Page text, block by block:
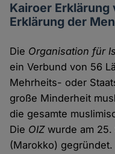
Kairoer
Erklärung der
Die Organisation für
ein Verbund von 56
Mehrheits- oder
große Minderheit
die gesamte
Die OIZwurde am 25.
(Marokko) gegründet.